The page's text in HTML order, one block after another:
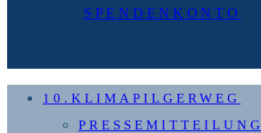
SPENDENKONTO
10.KLIMAPILGERWEG
PRESSEMITTEILUNG